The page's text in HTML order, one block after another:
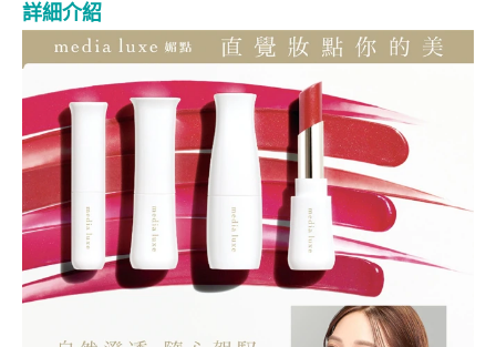
詳細介紹